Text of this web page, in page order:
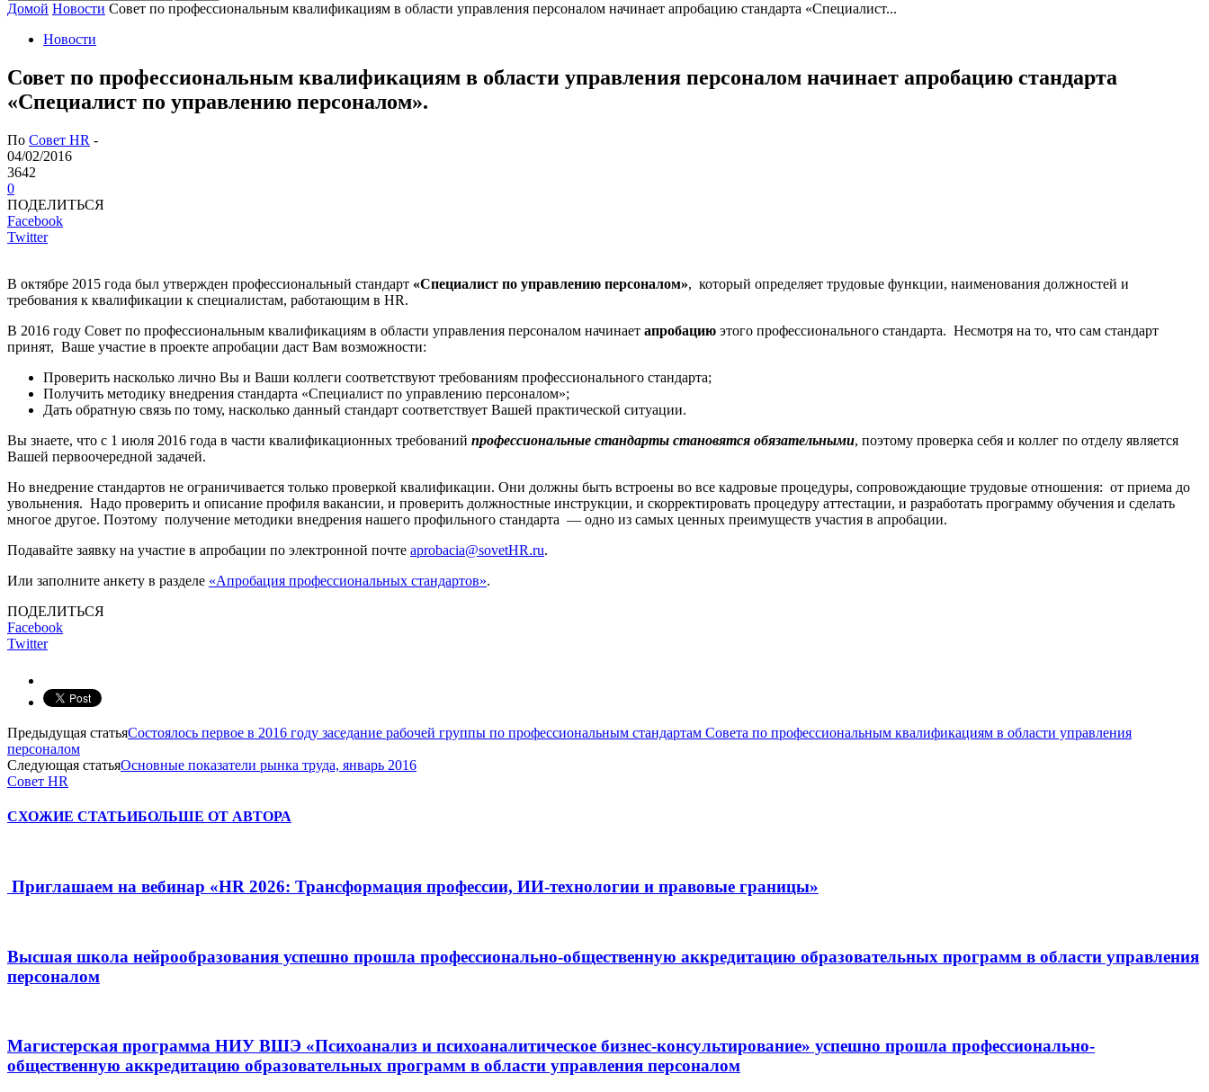
Домой Новости Совет по профессиональным квалификациям в области управления персоналом начинает апробацию стандарта «Специалист...
Новости
Совет по профессиональным квалификациям в области управления персоналом начинает апробацию стандарта
«Специалист по управлению персоналом».
По Совет HR -
04/02/2016
3642
0
ПОДЕЛИТЬСЯ
Facebook
Twitter
В октябре 2015 года был утвержден профессиональный стандарт «Специалист по управлению персоналом», который определяет трудовые функции, наименования должностей и
требования к квалификации к специалистам, работающим в HR.
В 2016 году Совет по профессиональным квалификациям в области управления персоналом начинает апробацию этого профессионального стандарта. Несмотря на то, что сам стандарт
принят, Ваше участие в проекте апробации даст Вам возможности:
Проверить насколько лично Вы и Ваши коллеги соответствуют требованиям профессионального стандарта;
Получить методику внедрения стандарта «Специалист по управлению персоналом»;
Дать обратную связь по тому, насколько данный стандарт соответствует Вашей практической ситуации.
Вы знаете, что с 1 июля 2016 года в части квалификационных требований профессиональные стандарты становятся обязательными, поэтому проверка себя и коллег по отделу является
Вашей первоочередной задачей.
Но внедрение стандартов не ограничивается только проверкой квалификации. Они должны быть встроены во все кадровые процедуры, сопровождающие трудовые отношения: от приема до
увольнения. Надо проверить и описание профиля вакансии, и проверить должностные инструкции, и скорректировать процедуру аттестации, и разработать программу обучения и сделать
многое другое. Поэтому получение методики внедрения нашего профильного стандарта — одно из самых ценных преимуществ участия в апробации.
Подавайте заявку на участие в апробации по электронной почте aprobacia@sovetHR.ru.
Или заполните анкету в разделе «Апробация профессиональных стандартов».
ПОДЕЛИТЬСЯ
Facebook
Twitter
Предыдущая статьяСостоялось первое в 2016 году заседание рабочей группы по профессиональным стандартам Совета по профессиональным квалификациям в области управления
персоналом
Следующая статьяОсновные показатели рынка труда, январь 2016
Совет HR
СХОЖИЕ СТАТЬИБОЛЬШЕ ОТ АВТОРА
Приглашаем на вебинар «HR 2026: Трансформация профессии, ИИ-технологии и правовые границы»
Высшая школа нейрообразования успешно прошла профессионально-общественную аккредитацию образовательных программ в области управления
персоналом
Магистерская программа НИУ ВШЭ «Психоанализ и психоаналитическое бизнес-консультирование» успешно прошла профессионально-
общественную аккредитацию образовательных программ в области управления персоналом